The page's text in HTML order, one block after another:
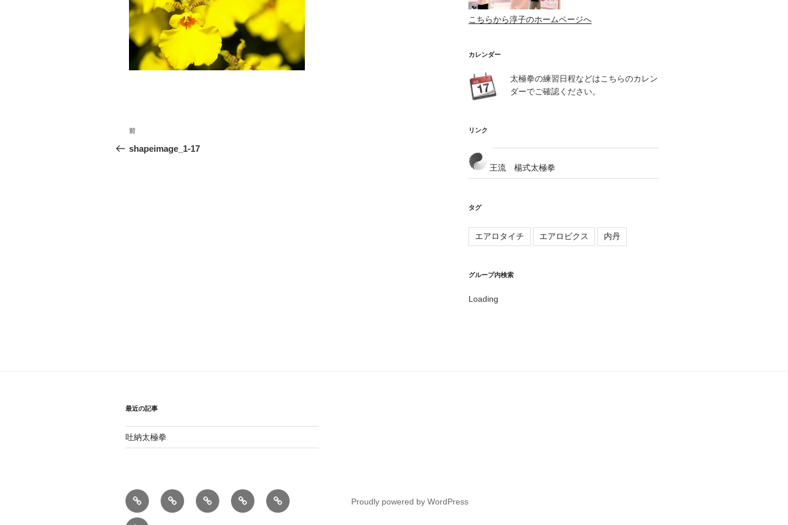
投
稿
前
の
前
shapeimage_1-17
こちらから淳子のホームページへ
カレンダー
太極拳の練習日程などはこちらのカレン
ダーでご確認ください。
リンク
王流 楊式太極拳
タグ
エアロタイチ エアロビクス 内丹
グループ内検索
Loading
最近の記事
吐納太極拳
太
極
型
練
練
習
呼
吸
内
丹
Proudly powered by WordPress